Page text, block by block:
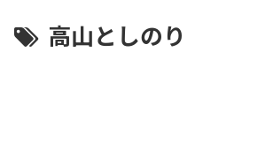
高山としのり